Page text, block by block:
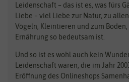
Obstsamen
Pilzbrut
Rasensamen
Steckzwiebeln
Zimmer & Kübelpflanzen
Kataloge
Schnäppchen
Bingenheimer Saatgut
BioBalu
Bionana
BIOWOL
Blumicorn
Leidenschaft – das ist es, was fürs
Liebe – viel Liebe zur Natur, zu
Vögeln, Kleintieren und zum
Ernährung so bedeutsam ist.
Und so ist es wohl auch kein
Leidenschaft waren, die im Jahr
Eröffnung des Onlineshops